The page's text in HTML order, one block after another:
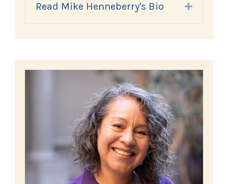
Read Mike Henneberry's Bio Expand